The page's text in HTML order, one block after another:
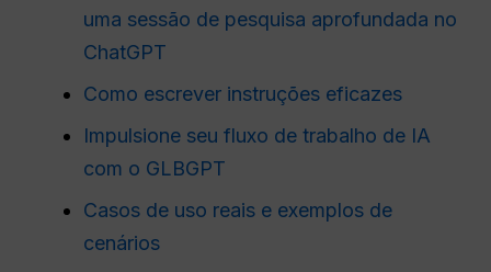
uma sessão de pesquisa aprofundada no
ChatGPT
Como escrever instruções eficazes
Impulsione seu fluxo de trabalho de IA
com o GLBGPT
Casos de uso reais e exemplos de
cenários